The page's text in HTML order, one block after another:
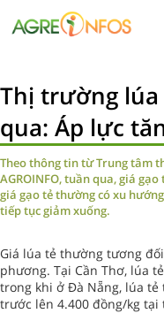
Thị trường lúa
qua: Áp lực
Theo thông tin từ Trung tâm
AGROINFO, tuần qua, giá
giá gạo tẻ thường có xu
tiếp tục giảm xuống.
Giá lúa tẻ thường tương
phương. Tại Cần Thơ, lúa
trong khi ở Đà Nẵng, lúa
trước lên 4.400 đồng/kg tại